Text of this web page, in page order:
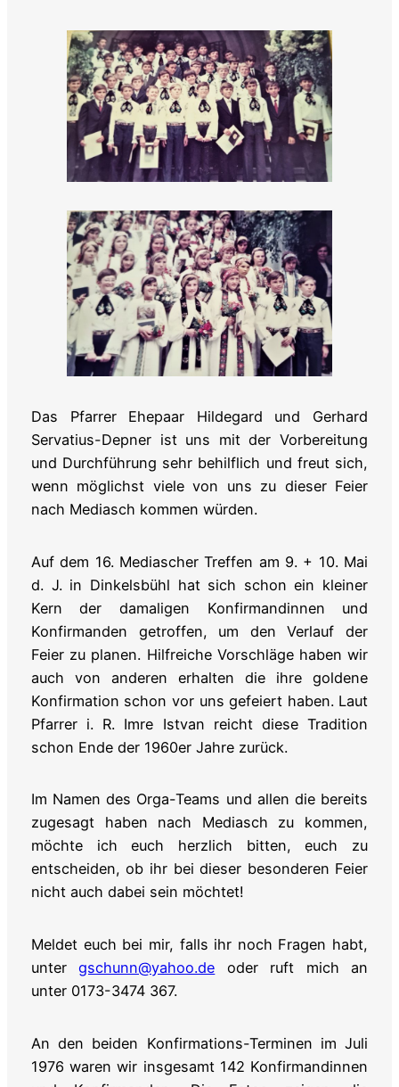
Das Pfarrer Ehepaar Hildegard und Gerhard
Servatius-Depner ist uns mit der Vorbereitung
und Durchführung sehr behilflich und freut sich,
wenn möglichst viele von uns zu dieser Feier
nach Mediasch kommen würden.
Auf dem 16. Mediascher Treffen am 9. + 10. Mai
d. J. in Dinkelsbühl hat sich schon ein kleiner
Kern der damaligen Konfirmandinnen und
Konfirmanden getroffen, um den Verlauf der
Feier zu planen. Hilfreiche Vorschläge haben wir
auch von anderen erhalten die ihre goldene
Konfirmation schon vor uns gefeiert haben. Laut
Pfarrer i. R. Imre Istvan reicht diese Tradition
schon Ende der 1960er Jahre zurück.
Im Namen des Orga-Teams und allen die bereits
zugesagt haben nach Mediasch zu kommen,
möchte ich euch herzlich bitten, euch zu
entscheiden, ob ihr bei dieser besonderen Feier
nicht auch dabei sein möchtet!
Meldet euch bei mir, falls ihr noch Fragen habt,
untergschunn@yahoo.de oder ruft mich an
unter 0173-3474 367.
An den beiden Konfirmations-Terminen im Juli
1976 waren wir insgesamt 142 Konfirmandinnen